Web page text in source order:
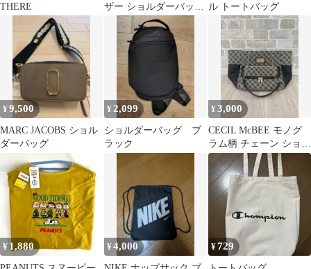
THERE
ザー ショルダーバッグ
ブラウン
ル トートバッグ
¥9,500
MARC JACOBS ショル
ダーバッグ
¥2,099
ショルダーバッグ ブ
ラック
¥3,000
CECIL McBEE モノグ
ラム柄 チェーン ショル
ダーバッグ
¥ 1,880 ¥4,000 ¥729